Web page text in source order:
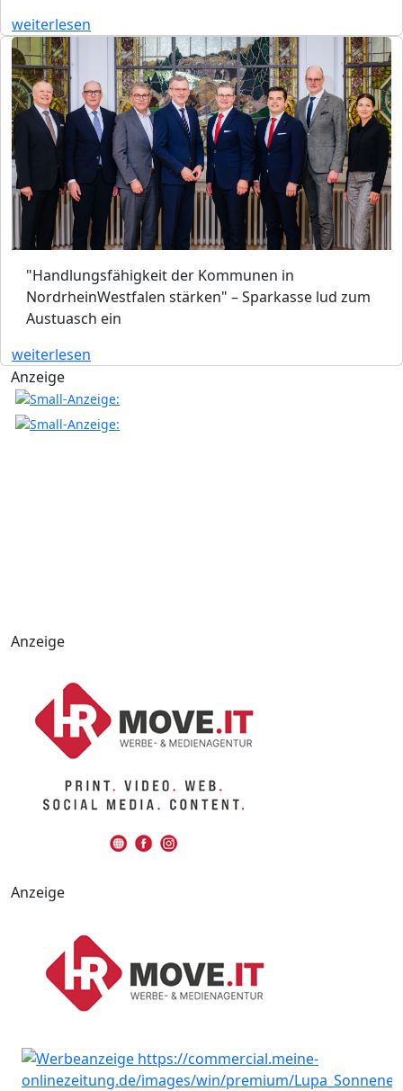
weiterlesen
"Handlungsfähigkeit der Kommunen in
NordrheinWestfalen stärken" – Sparkasse lud zum
Austuasch ein
weiterlesen
Anzeige
Anzeige
Anzeige